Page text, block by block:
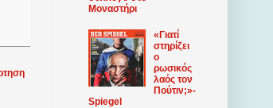
Μοναστήρι
«Γιατί
στηρίζει
ο
ρωσικός
λαός τον
Πούτιν;»-
Spiegel